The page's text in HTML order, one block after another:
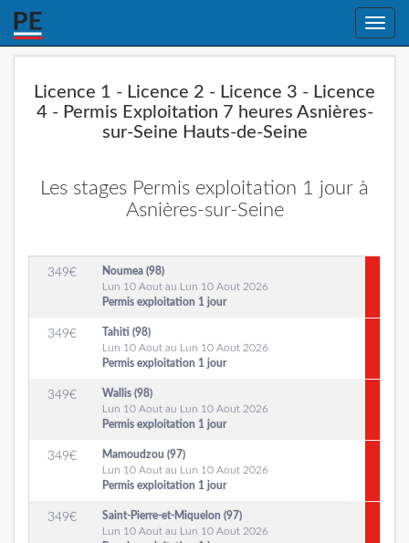
Toggle
Licence 1 - Licence 2 - Licence 3 - Licence
4 - Permis Exploitation 7 heures Asnières-
sur-Seine Hauts-de-Seine
Les stages Permis exploitation 1 jour à
Asnières-sur-Seine
349€
Noumea (98)
Lun 10 Aout au Lun 10 Aout 2026
Permis exploitation 1 jour
349€
Tahiti (98)
Lun 10 Aout au Lun 10 Aout 2026
Permis exploitation 1 jour
349€
Wallis (98)
Lun 10 Aout au Lun 10 Aout 2026
Permis exploitation 1 jour
349€
Mamoudzou (97)
Lun 10 Aout au Lun 10 Aout 2026
Permis exploitation 1 jour
349€
Saint-Pierre-et-Miquelon (97)
Lun 10 Aout au Lun 10 Aout 2026